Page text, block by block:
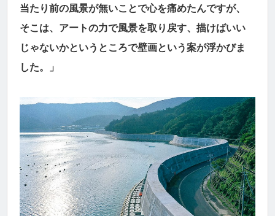
当たり前の風景が無いことで心を痛めたんですが、
そこは、アートの力で風景を取り戻す、描けばいい
じゃないかというところで壁画という案が浮かびま
した。」